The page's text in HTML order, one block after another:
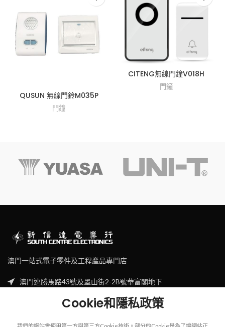
QUSUN 無線門鈴M035P
門鐘
CITENG無線門鐘V018H
門鐘
澳門一站式電子零件及工程產品專門店
澳門連勝馬路43號及墨山街2-2B號華富閣地下
Cookie和隱私政策